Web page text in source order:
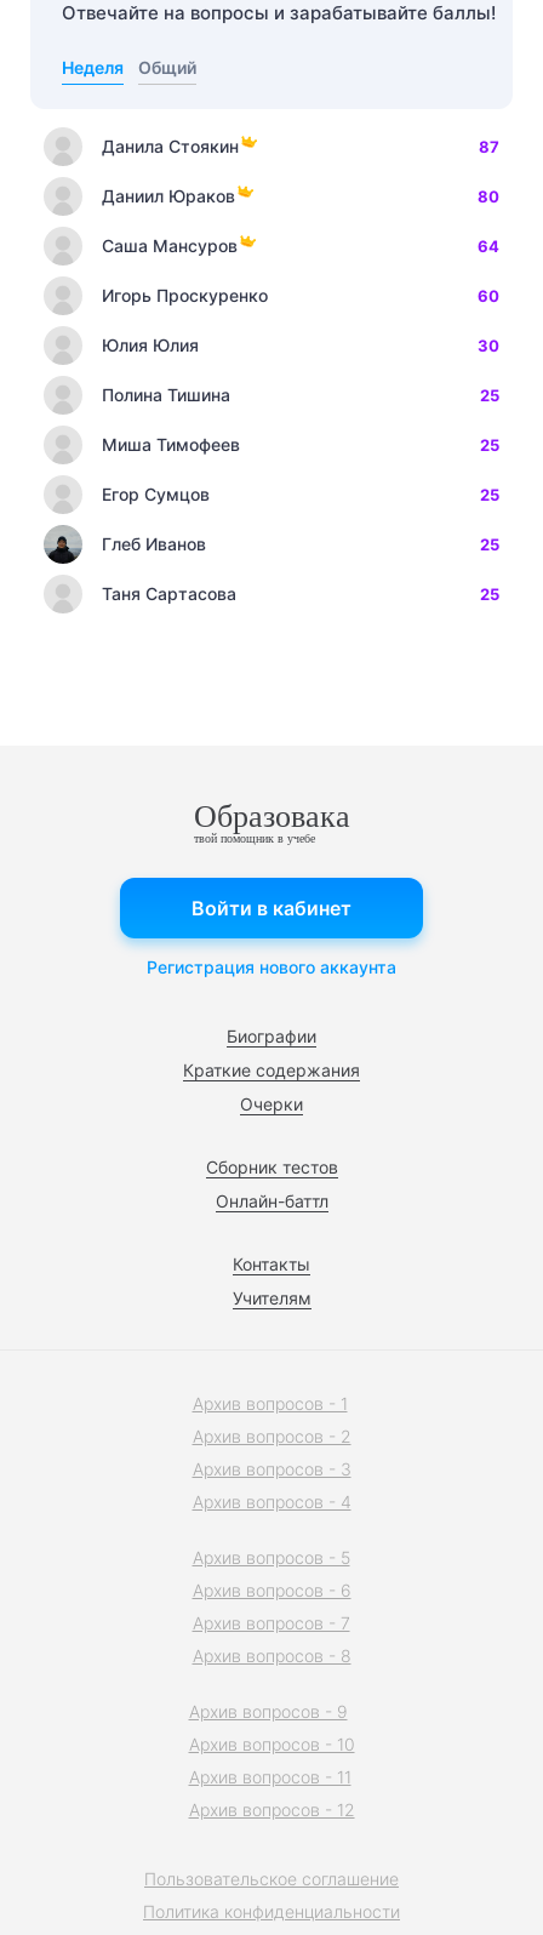
Отвечайте на вопросы и зарабатывайте баллы!
Неделя Общий
Данила Стоякин 87
Даниил Юраков 80
Саша Мансуров 64
Игорь Проскуренко 60
Юлия Юлия 30
Полина Тишина 25
Миша Тимофеев 25
Егор Сумцов 25
Глеб Иванов 25
Таня Сартасова 25
Образовака
твой помощник в учебе
Биографии
Краткие содержания
Очерки
Сборник тестов
Онлайн-баттл
Контакты
Учителям
Войти в кабинет
Регистрация нового аккаунта
Пользовательское соглашение
Политика конфиденциальности
Архив вопросов - 1
Архив вопросов - 2
Архив вопросов - 3
Архив вопросов - 4
Архив вопросов - 5
Архив вопросов - 6
Архив вопросов - 7
Архив вопросов - 8
Архив вопросов - 9
Архив вопросов - 10
Архив вопросов - 11
Архив вопросов - 12